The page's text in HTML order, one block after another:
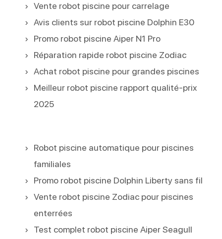
Vente robot piscine pour carrelage
Avis clients sur robot piscine Dolphin E30
Promo robot piscine Aiper N1 Pro
Réparation rapide robot piscine Zodiac
Achat robot piscine pour grandes piscines
Meilleur robot piscine rapport qualité-prix
2025
Robot piscine automatique pour piscines
familiales
Promo robot piscine Dolphin Liberty sans fil
Vente robot piscine Zodiac pour piscines
enterrées
Test complet robot piscine Aiper Seagull